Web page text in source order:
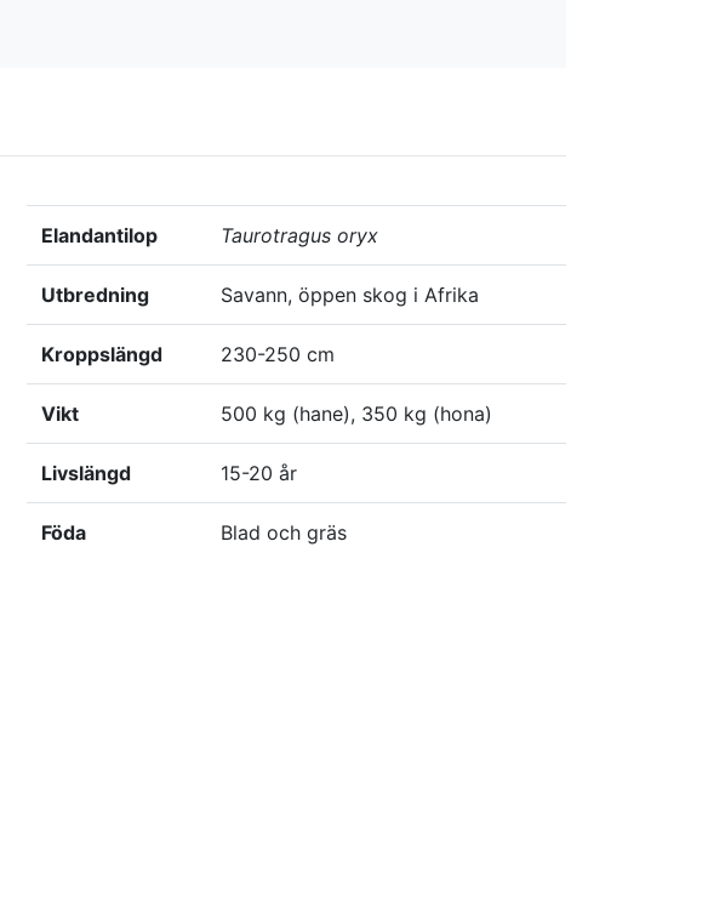
Elandantilop Taurotragus oryx
Utbredning Savann, öppen skog i Afrika
Kroppslängd 230-250 cm
Vikt 500 kg (hane), 350 kg (hona)
Livslängd 15-20 år
Föda Blad och gräs